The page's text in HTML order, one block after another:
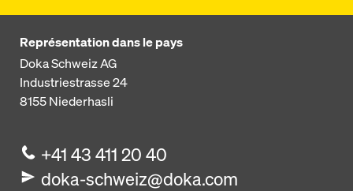
Représentation dans le pays
Doka Schweiz AG
Industriestrasse 24
8155Niederhasli
+41 43 411 20 40
doka-schweiz@doka.com